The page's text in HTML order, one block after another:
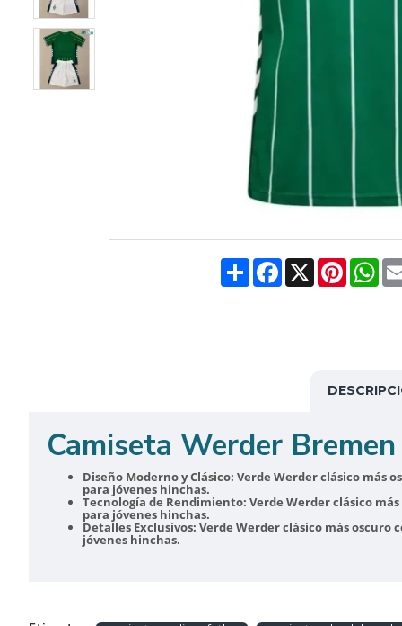
ShareFacebook
X
Camiseta Werder
Diseño Moderno y Clásico: Verde Werder clásico más
para jóvenes hinchas.
Tecnología de Rendimiento: Verde Werder clásico
para jóvenes hinchas.
Detalles Exclusivos: Verde Werder clásico más oscuro
jóvenes hinchas.